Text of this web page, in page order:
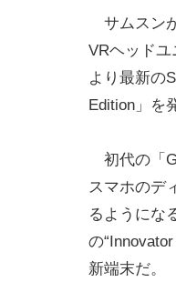
サムスン
VRヘッド
より最新の
Edition」を
初代の「
スマホのデ
るようにな
の
新端末だ。